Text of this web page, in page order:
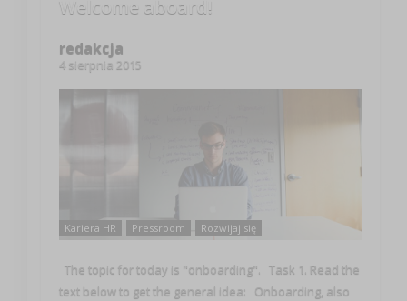
Welcome aboard!
redakcja
4 sierpnia 2015
Kariera HR Pressroom Rozwijaj się
The topic for today is "onboarding". Task 1. Read the
text below to get the general idea: Onboarding, also